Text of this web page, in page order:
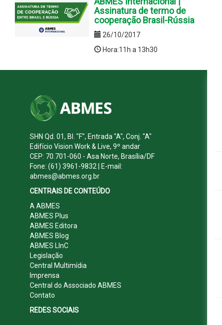
Assinatura de termo de
cooperação Brasil-Rússia
26/10/2017
Hora:11h a 13h30
SHN Qd. 01, Bl. "F", Entrada "A", Conj. "A"
Edifício Vision Work & Live, 9º andar
CEP: 70.701-060 - Asa Norte, Brasília/DF
Fone: (61) 3961-9832 | E-mail:
abmes@abmes.org.br
CENTRAIS DE CONTEÚDO
A ABMES
ABMES Plus
ABMES Editora
ABMES Blog
ABMES LInC
Legislação
Central Multimídia
Imprensa
Central do Associado ABMES
Contato
REDES SOCIAIS